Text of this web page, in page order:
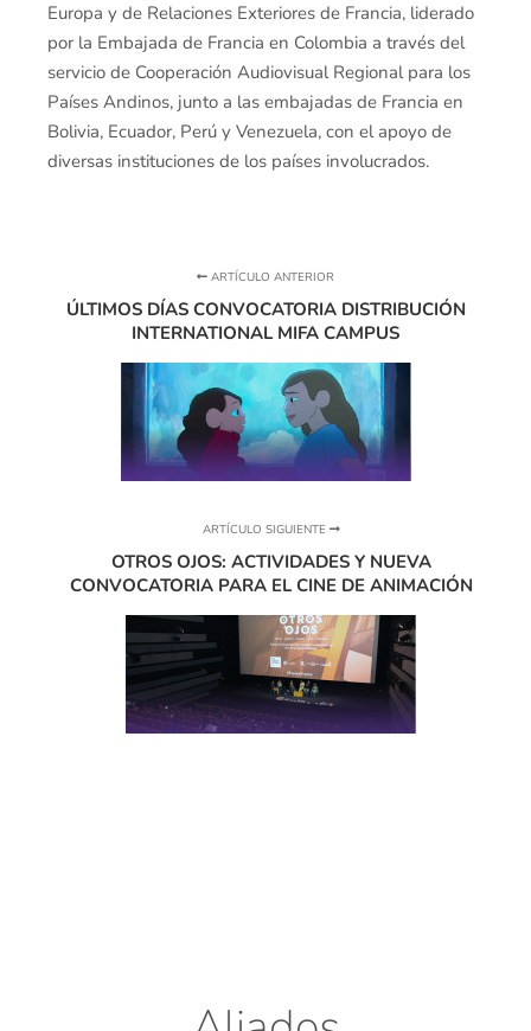
Europa y de Relaciones Exteriores de Francia, liderado
por la Embajada de Francia en Colombia a través del
servicio de Cooperación Audiovisual Regional para los
Países Andinos, junto a las embajadas de Francia en
Bolivia, Ecuador, Perú y Venezuela, con el apoyo de
diversas instituciones de los países involucrados.
ARTÍCULO ANTERIOR
ÚLTIMOS DÍAS CONVOCATORIA DISTRIBUCIÓN
INTERNATIONAL MIFA CAMPUS
ARTÍCULO SIGUIENTE
OTROS OJOS: ACTIVIDADES Y NUEVA
CONVOCATORIA PARA EL CINE DE ANIMACIÓN